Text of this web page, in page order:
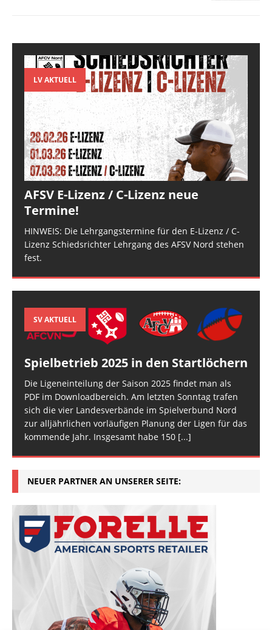
LV AKTUELL
AFSV E-Lizenz / C-Lizenz neue
Termine!
HINWEIS: Die Lehrgangstermine für den E-Lizenz / C-
Lizenz Schiedsrichter Lehrgang des AFSV Nord stehen
fest.
SV AKTUELL
Spielbetrieb 2025 in den Startlöchern
Die Ligeneinteilung der Saison 2025 findet man als
PDF im Downloadbereich. Am letzten Sonntag trafen
sich die vier Landesverbände im Spielverbund Nord
zur alljährlichen vorläufigen Planung der Ligen für das
kommende Jahr. Insgesamt habe 150 [...]
NEUER PARTNER AN UNSERER SEITE: